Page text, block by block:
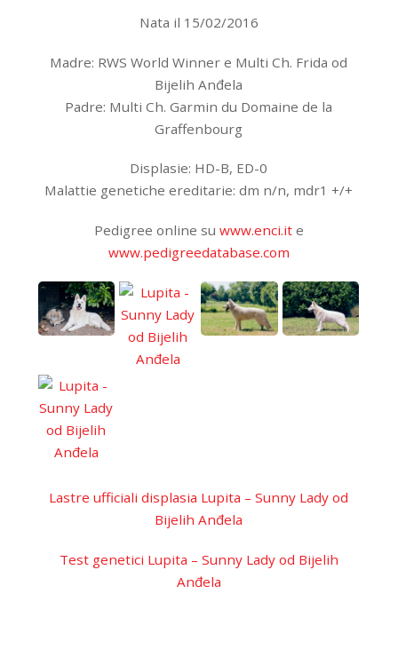
Nata il 15/02/2016
Madre: RWS World Winner e Multi Ch. Frida od
Bijelih Anđela
Padre: Multi Ch. Garmin du Domaine de la
Graffenbourg
Displasie: HD-B, ED-0
Malattie genetiche ereditarie: dm n/n, mdr1 +/+
Pedigree online su www.enci.ite
www.pedigreedatabase.com
Lastre ufficiali displasia Lupita – Sunny Lady od
Bijelih Anđela
Test genetici Lupita – Sunny Lady od Bijelih
Anđela